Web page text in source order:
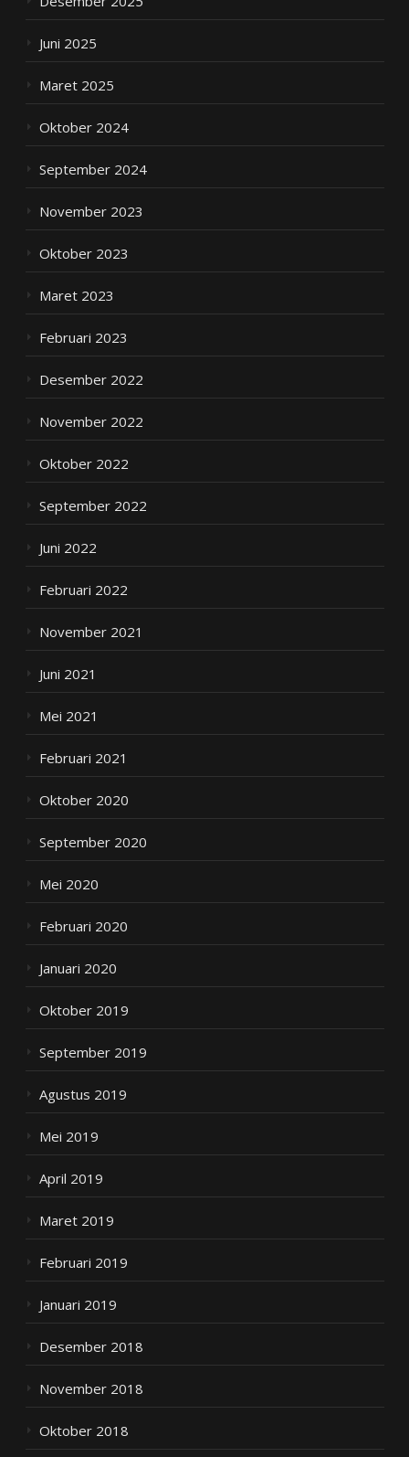
Juni 2025
Maret 2025
Oktober 2024
September 2024
November 2023
Oktober 2023
Maret 2023
Februari 2023
Desember 2022
November 2022
Oktober 2022
September 2022
Juni 2022
Februari 2022
November 2021
Juni 2021
Mei 2021
Februari 2021
Oktober 2020
September 2020
Mei 2020
Februari 2020
Januari 2020
Oktober 2019
September 2019
Agustus 2019
Mei 2019
April 2019
Maret 2019
Februari 2019
Januari 2019
Desember 2018
November 2018
Oktober 2018